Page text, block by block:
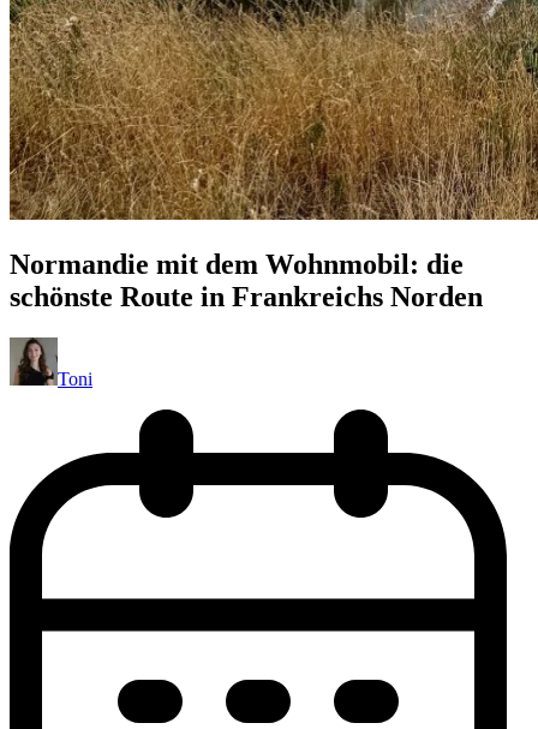
Normandie mit dem Wohnmobil: die
schönste Route in Frankreichs Norden
Toni